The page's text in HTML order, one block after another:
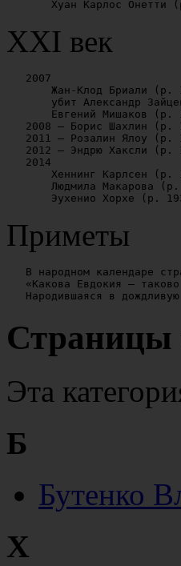
XXI век
   2007
Жан-Клод Бриали (р.
убит Александр
Евгений Мишаков (р.
2008 — Борис Шахлин (р.
2011 — Розалин Ялоу (р.
2012 — Эндрю Хаксли (р.
   2014
Хеннинг Карлсен (р.
Людмила Макарова
Приметы
В народном календаре
«Какова Евдокия — таково
Страницы
Эта
Б
Бутенко
Х